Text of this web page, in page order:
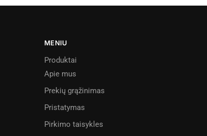
MENIU
Produktai
Apie mus
Prekių grąžinimas
Pristatymas
Pirkimo taisykles